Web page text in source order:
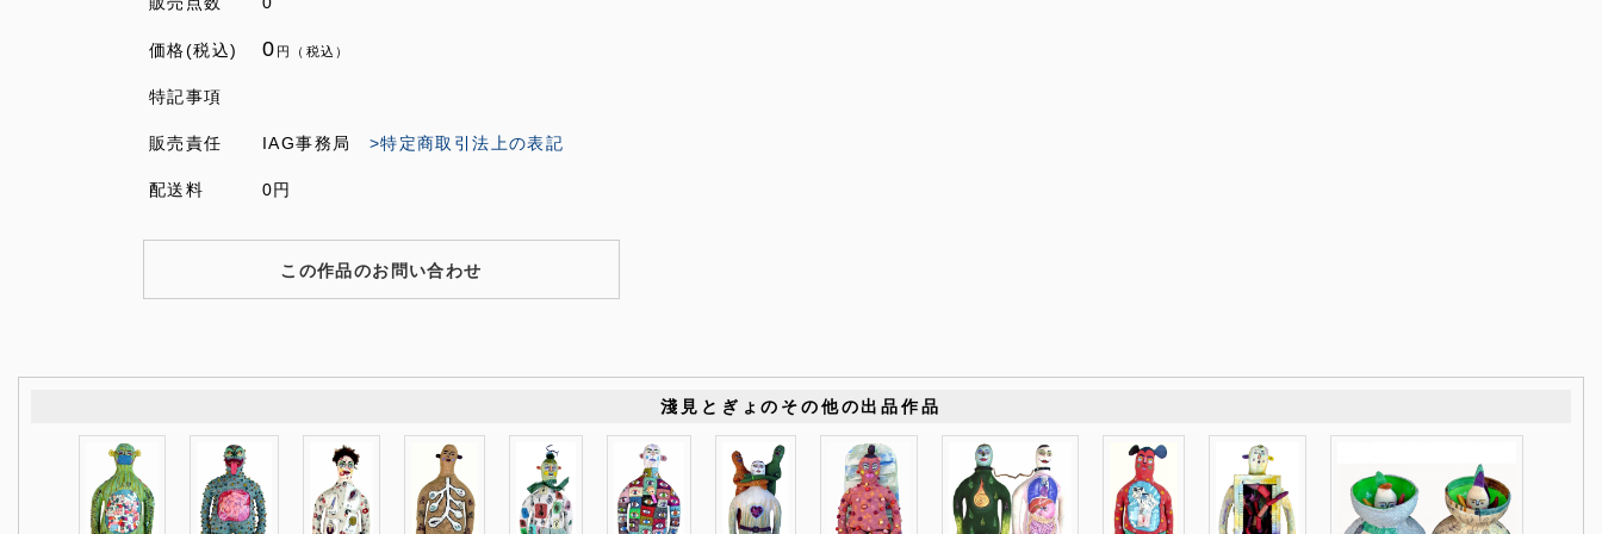
価格(税込) 0 円（税込）
特記事項
販売責任 IAG事務局 >特定商取引法上の表記
配送料 0円
この作品のお問い合わせ
淺見とぎょのその他の出品作品